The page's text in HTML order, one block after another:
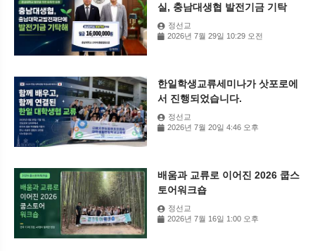
실, 충남대생협 발전기금 기탁
정선교
2026년 7월 29일 10:29 오전
한일학생교류세미나가 삿포로에
서 진행되었습니다.
정선교
2026년 7월 20일 4:46 오후
배움과 교류로 이어진 2026 쿱스
토어워크숍
정선교
2026년 7월 16일 1:00 오후